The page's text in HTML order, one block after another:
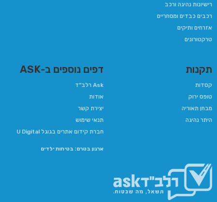
רישיונות נהיגה ורכב
רכבים כבדים ומסחריים
אזרחים ותיקים
טרקטורונים
תקנות
קסדות
טופס ירוק
מבחן תאוריה
היתר נהיגה
דפים נוספים ב-ASK
Ask רלב”ד
אודות
יצירת קשר
תנאי שימוש
חברת קידום אתרים בגוגל U Digital
ארגון בטרם: בטיחות ילדים